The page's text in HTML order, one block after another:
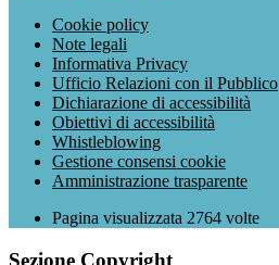
Cookie policy
Note legali
Informativa Privacy
Ufficio Relazioni con il Pubblico
Dichiarazione di accessibilità
Obiettivi di accessibilità
Whistleblowing
Gestione consensi cookie
Amministrazione trasparente
Pagina visualizzata 2764 volte
Sezione Copyright